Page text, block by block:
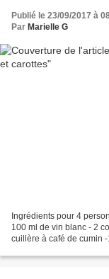
Publié le 23/09/2017 à
Par Marielle G
Ingrédients pour 4
100 ml de vin blanc - 2
cuillère à café de cumin